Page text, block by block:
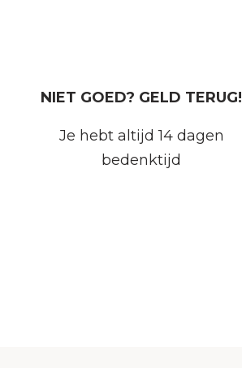
NIET GOED? GELD TERUG!
Je hebt altijd 14 dagen
bedenktijd